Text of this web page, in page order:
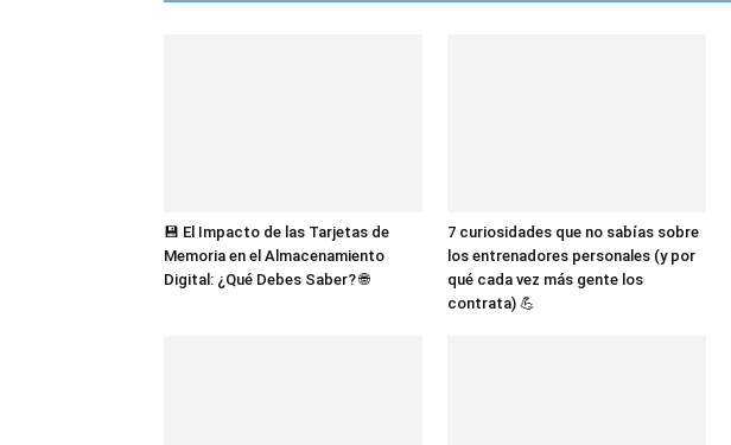
💾 El Impacto de las Tarjetas de
Memoria en el Almacenamiento
Digital: ¿Qué Debes Saber? 🌐
7 curiosidades que no sabías sobre
los entrenadores personales (y por
qué cada vez más gente los
contrata) 💪